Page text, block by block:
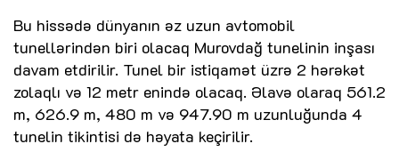
Bu hissədə dünyanın əz uzun avtomobil
tunellərindən biri olacaq Murovdağ tunelinin inşası
davam etdirilir. Tunel bir istiqamət üzrə 2 hərəkət
zolaqlı və 12 metr enində olacaq. Əlavə olaraq 561.2
m, 626.9 m, 480 m və 947.90 m uzunluğunda 4
tunelin tikintisi də həyata keçirilir.